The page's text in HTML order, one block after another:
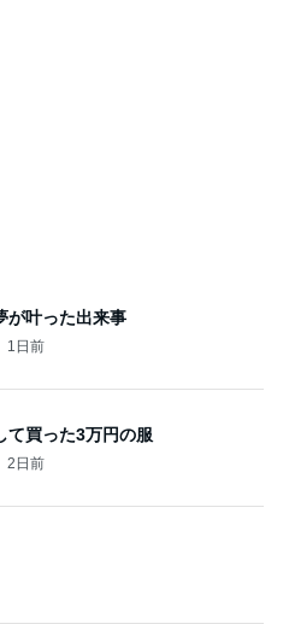
が叶った出来事
1日前
て買った3万円の服
2日前